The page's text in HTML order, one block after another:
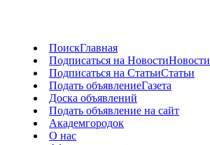
ПоискГлавная
Подписаться на НовостиНовости
Подписаться на СтатьиСтатьи
Подать объявлениеГазета
Доска объявлений
Подать объявление на сайт
Академгородок
О нас